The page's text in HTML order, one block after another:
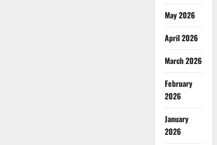
May 2026
April 2026
March 2026
February
2026
January
2026